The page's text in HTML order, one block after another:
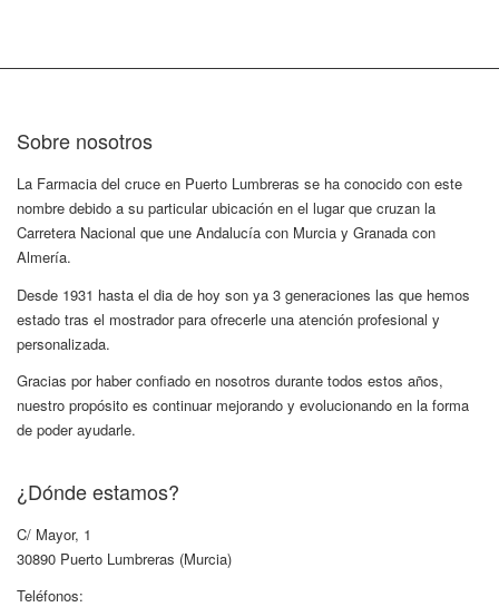
Sobre nosotros
La Farmacia del cruce en Puerto Lumbreras se ha conocido con este
nombre debido a su particular ubicación en el lugar que cruzan la
Carretera Nacional que une Andalucía con Murcia y Granada con
Almería.
Desde 1931 hasta el dia de hoy son ya 3 generaciones las que hemos
estado tras el mostrador para ofrecerle una atención profesional y
personalizada.
Gracias por haber confiado en nosotros durante todos estos años,
nuestro propósito es continuar mejorando y evolucionando en la forma
de poder ayudarle.
¿Dónde estamos?
C/ Mayor, 1
30890 Puerto Lumbreras (Murcia)
Teléfonos: